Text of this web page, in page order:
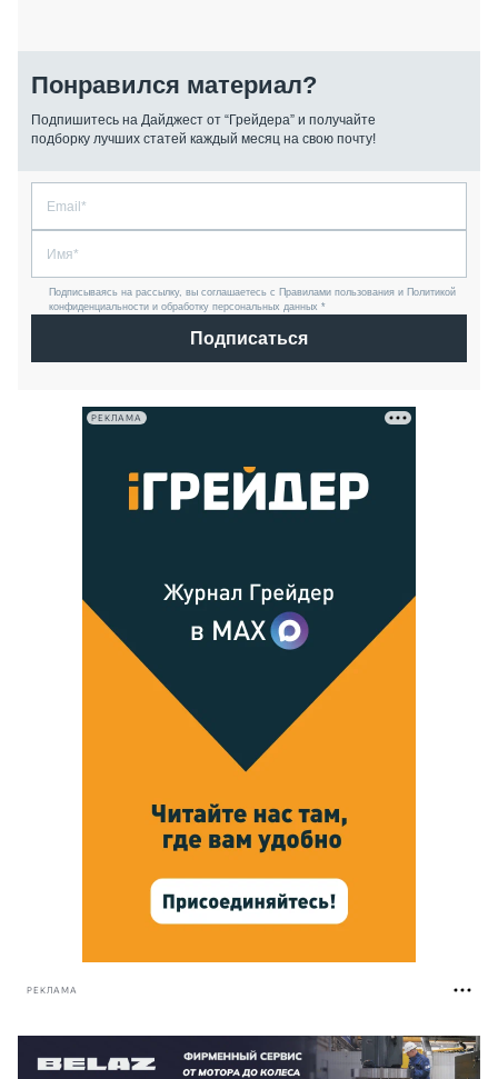
Понравился материал?
Подпишитесь на Дайджест от “Грейдера” и получайте
подборку лучших статей каждый месяц на свою почту!
Подписываясь на рассылку, вы соглашаетесь с Правилами пользования и Политикой
конфиденциальности и обработку персональных данных *
Подписаться
РЕКЛАМА
РЕКЛАМА